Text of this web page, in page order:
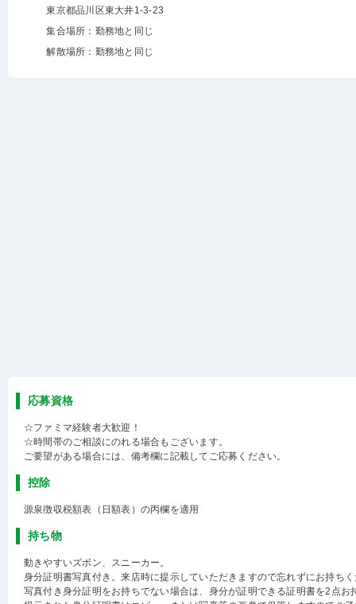
東京都品川区東大井1-3-23
集合場所：勤務地と同じ
解散場所：勤務地と同じ
応募資格
☆ファミマ経験者大歓迎！
☆時間帯のご相談にのれる場合もございます。
ご要望がある場合には、備考欄に記載してご応募ください。
控除
源泉徴収税額表（日額表）の丙欄を適用
持ち物
動きやすいズボン、スニーカー。
身分証明書写真付き。来店時に提示していただきますので忘れずにお持ち
写真付き身分証明をお持ちでない場合は、身分が証明できる証明書を2点お